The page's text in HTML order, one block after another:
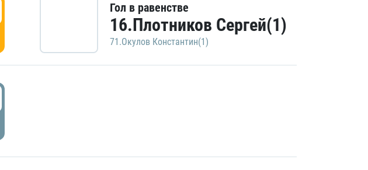
Гол в равенстве
16.Плотников Сергей(1)
71.Окулов Константин(1)